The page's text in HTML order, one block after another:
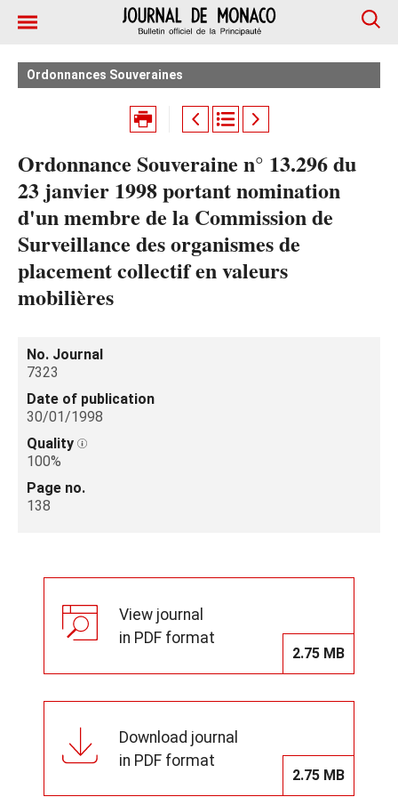
Ordonnances Souveraines
Ordonnance Souveraine n° 13.296 du
23 janvier 1998 portant nomination
d'un membre de la Commission de
Surveillance des organismes de
placement collectif en valeurs
mobilières
No. Journal
7323
Date of publication
30/01/1998
Quality
100%
Page no.
138
View journal
in PDF format
2.75 MB
Download journal
in PDF format
2.75 MB